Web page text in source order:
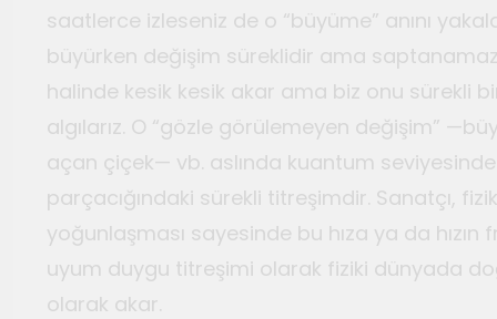
saatlerce izleseniz de o “büyüme” anını
büyürken değişim süreklidir ama
halinde kesik kesik akar ama biz onu sürekli
algılarız. O “gözle görülemeyen değişim”
açan çiçek— vb. aslında kuantum
parçacığındaki sürekli titreşimdir. Sanatçı,
yoğunlaşması sayesinde bu hıza ya da hızın
uyum duygu titreşimi olarak fiziki dünyada
olarak akar.